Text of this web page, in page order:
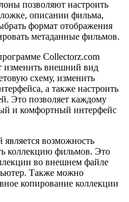
позволяют настроить
описании фильма,
формат отображения
метаданные фильмов.
Collectorz.com
изменить внешний вид
схему, изменить
а также настроить
Это позволяет каждому
и комфортный интерфейс
возможность
коллекцию фильмов. Это
во внешнем файле
Также можно
копирование коллекции